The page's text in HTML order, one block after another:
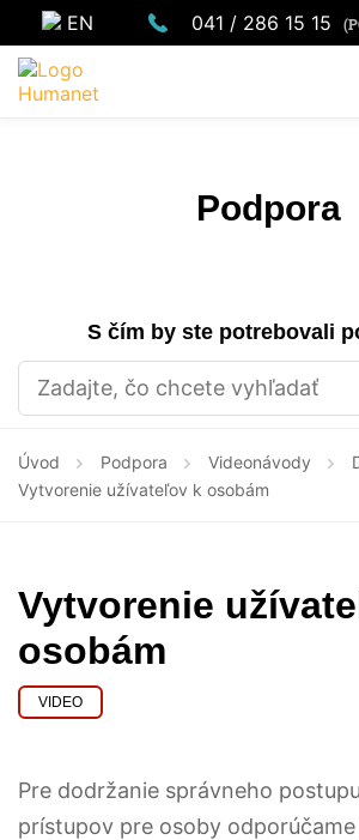
EN 041 / 286 15 15
Podpora
S čím by ste potrebovali
Úvod Podpora Videonávody
Vytvorenie užívateľov k osobám
Vytvorenie
osobám
VIDEO
Pre dodržanie správneho
prístupov pre osoby